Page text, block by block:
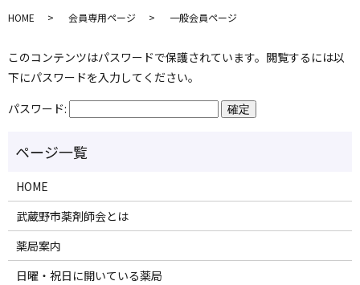
HOME 会員専用ページ 一般会員ページ
このコンテンツはパスワードで保護されています。閲覧するには以
下にパスワードを入力してください。
パスワード:
HOME
武蔵野市薬剤師会とは
薬局案内
日曜・祝日に開いている薬局